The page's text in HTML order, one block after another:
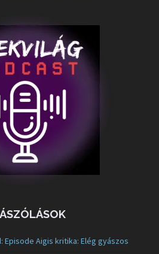
Episode Aigis kritika: Elég gyászos